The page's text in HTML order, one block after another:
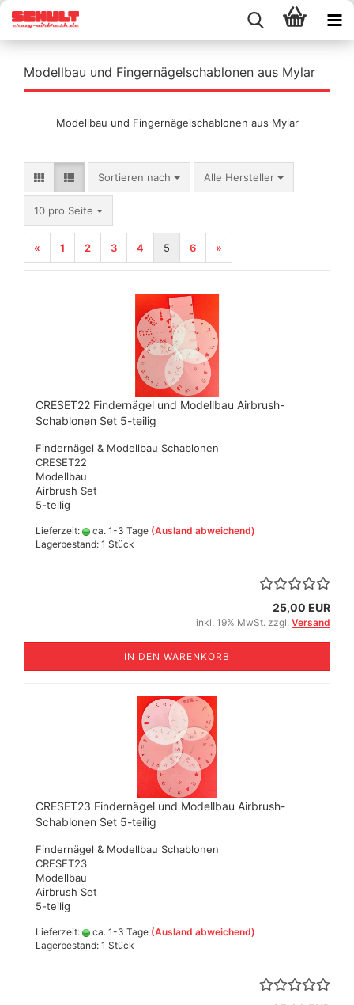
Modellbau und Fingernägelschablonen aus Mylar
Modellbau und Fingernägelschablonen aus Mylar
Sortieren nach
Sortieren nach Alle Hersteller
10 pro Seite
pro Seite
« 1 2 3 4 5 6 »
CRESET22 Findernägel und Modellbau Airbrush-
Schablonen Set 5-teilig
Findernägel & Modellbau Schablonen
CRESET22
Modellbau
Airbrush Set
5-teilig
Lieferzeit: ca. 1-3 Tage (Ausland abweichend)
Lagerbestand: 1 Stück
25,00 EUR
inkl. 19% MwSt. zzgl. Versand
IN DEN WARENKORB
CRESET23 Findernägel und Modellbau Airbrush-
Schablonen Set 5-teilig
Findernägel & Modellbau Schablonen
CRESET23
Modellbau
Airbrush Set
5-teilig
Lieferzeit: ca. 1-3 Tage (Ausland abweichend)
Lagerbestand: 1 Stück